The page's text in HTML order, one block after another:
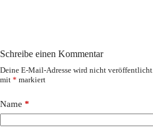
Schreibe einen Kommentar
Deine E-Mail-Adresse wird nicht veröffentlicht.
mit * markiert
Name *